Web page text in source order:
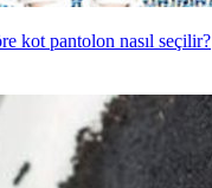
kot pantolon nasıl seçilir?